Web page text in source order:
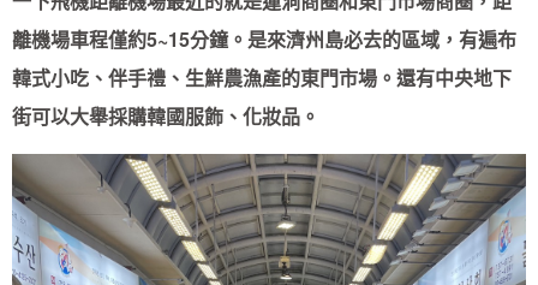
離機場車程僅約5~15分鐘。是來濟州島必去的區域，有遍布
韓式小吃、伴手禮、生鮮農漁產的東門市場。還有中央地下
街可以大舉採購韓國服飾、化妝品。